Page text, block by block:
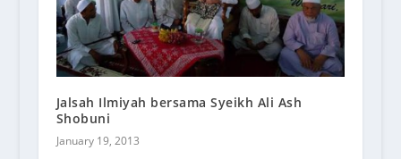
Jalsah Ilmiyah bersama Syeikh Ali Ash
Shobuni
January 19, 2013